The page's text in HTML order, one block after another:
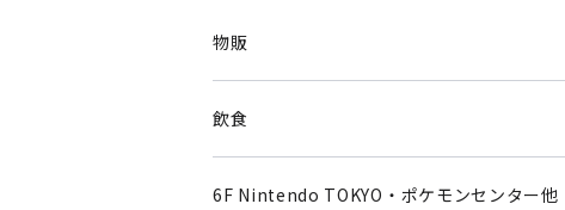
物販
飲食
6F Nintendo TOKYO・ポケモンセンター他